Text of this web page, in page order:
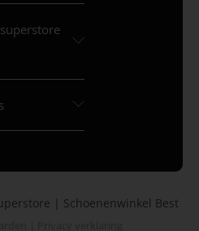
| Schoenenwinkel Best